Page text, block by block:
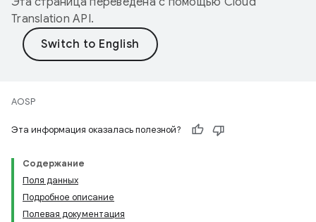
Translation API.
AOSP
Эта информация оказалась полезной?
Содержание
Поля данных
Подробное описание
Полевая документация